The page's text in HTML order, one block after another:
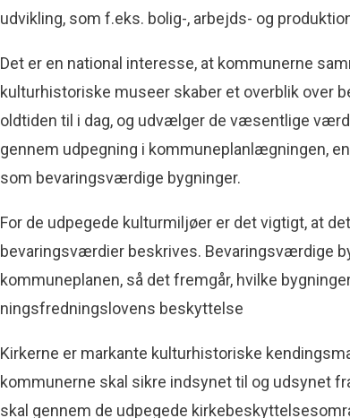
udvikling, som f.eks. bolig-, arbejds- og
Det er en national interesse, at kommunerne
kulturhistoriske museer skaber et overblik over
oldtiden til i dag, og udvælger de væsentlige
gennem udpegning i kommuneplanlægningen,
som bevaringsværdige bygninger.
For de udpegede kulturmiljøer er det vigtigt, at
bevaringsværdier beskrives. Beva­ringsværdige
kommuneplanen, så det fremgår, hvilke
ningsfredningslovens beskyttelse
Kirkerne er markante kulturhistoriske
kommunerne skal sikre indsynet til og udsynet
skal gennem de udpegede